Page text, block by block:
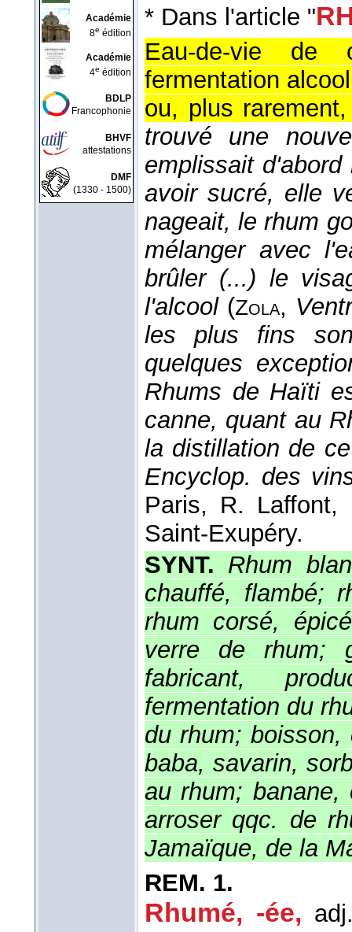
Académie
8e édition
Académie
4e édition
BDLP
Francophonie
BHVF
attestations
DMF
(1330 - 1500)
* Dans l'article "
Eau-de-vie de
fermentation
ou, plus
trouvé une
emplissait
avoir sucré, elle
nageait, le rhum
mélanger avec
brûler (...) le
l'alcool(Zola,
les plus fins
quelques
Rhums de Haïti
canne, quant au
la distillation de
Encyclop. des
Paris, R. Laffont,
Saint-Exupéry.
SYNT. Rhum
chauffé, flambé;
rhum corsé,
verre de rhum;
fabricant,
fermentation du
du rhum;
baba, savarin,
au rhum; banane,
arroser qqc. de
Jamaïque, de la
REM. 1.
Rhumé, -ée,